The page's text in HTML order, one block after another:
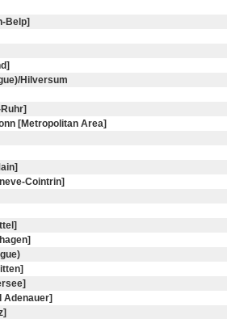
Belp]
Hilversum
[Metropolitan Area]
Cointrin]
Adenauer]